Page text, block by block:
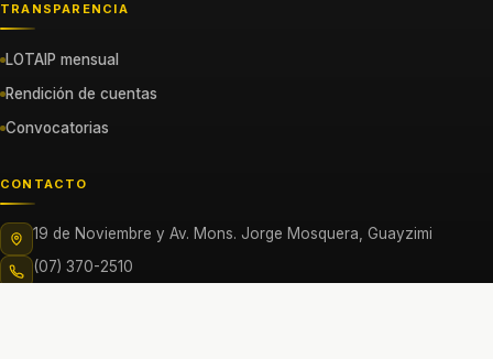
TRANSPARENCIA
LOTAIP mensual
Rendición de cuentas
Convocatorias
CONTACTO
19 de Noviembre y Av. Mons. Jorge Mosquera, Guayzimi
(07) 370-2510